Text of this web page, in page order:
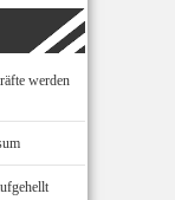
werden